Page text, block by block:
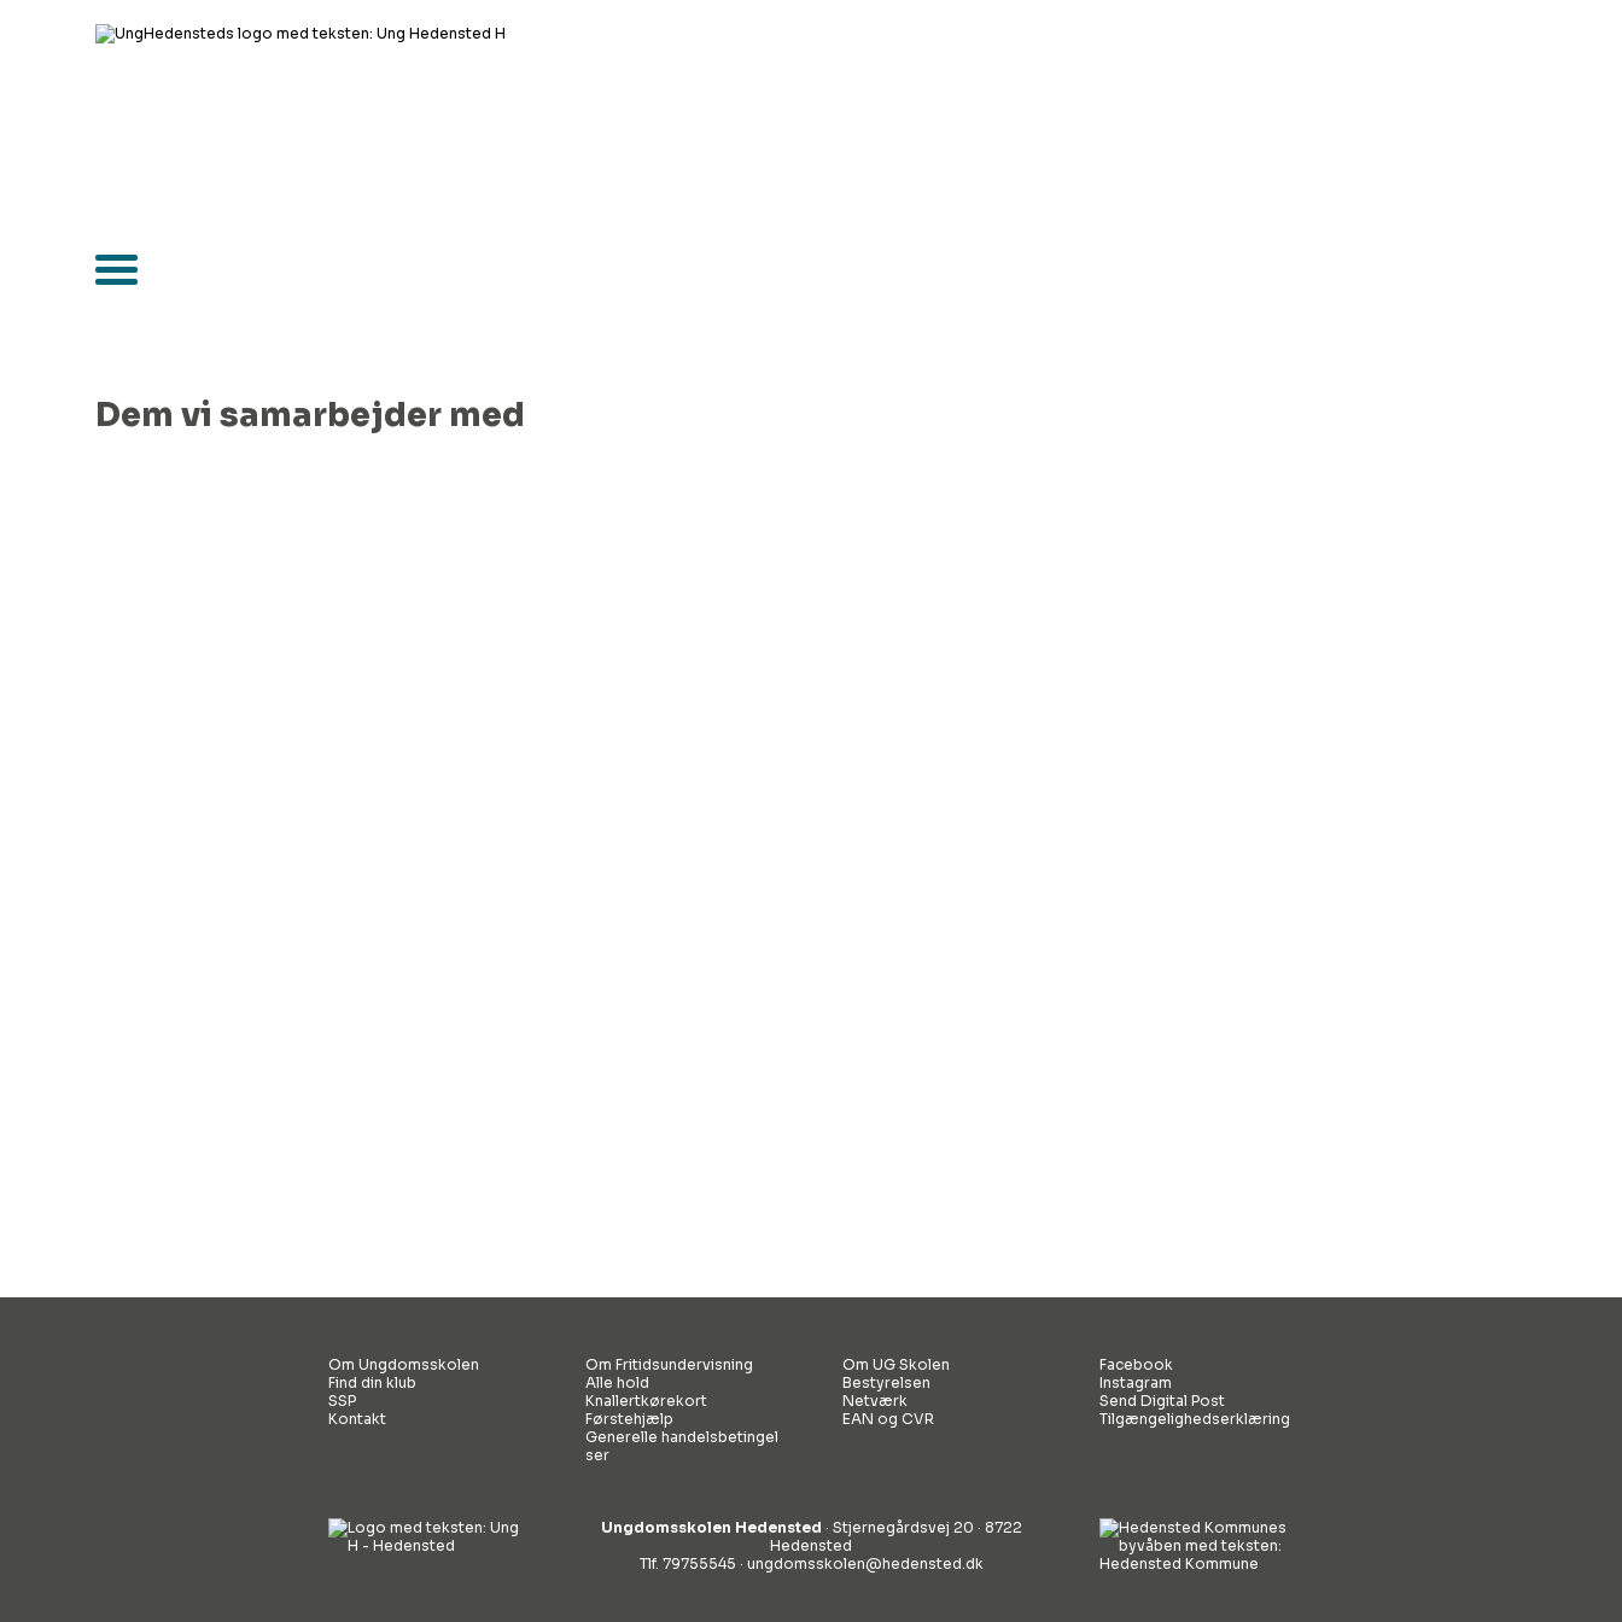
Dem vi samarbejder med
Om Ungdomsskolen
Find din klub
SSP
Kontakt
Om Fritidsundervisning
Alle hold
Knallertkørekort
Førstehjælp
Generelle handelsbetingel
ser
Om UG Skolen
Bestyrelsen
Netværk
EAN og CVR
Facebook
Instagram
Send Digital Post
Tilgængelighedserklæring
Ungdomsskolen Hedensted · Stjernegårdsvej 20 · 8722
Hedensted
Tlf. 79755545 · ungdomsskolen@hedensted.dk